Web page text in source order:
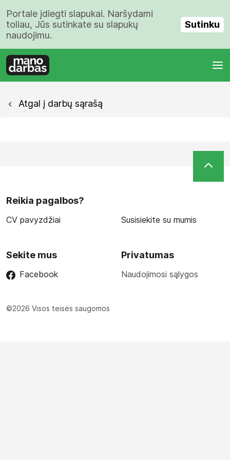
Portale įdiegti slapukai. Naršydami
toliau, Jūs sutinkate su slapukų
naudojimu.
Sutinku
Atgal į darbų sąrašą
Reikia pagalbos?
CV pavyzdžiai Susisiekite su mumis
Sekite mus
Facebook
Privatumas
Naudojimosi sąlygos
©2026 Visos teisės saugomos